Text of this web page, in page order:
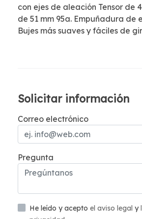
con ejes de aleación Tensor de
de 51 mm 95a. Empuñadura de
Bujes más suaves y fáciles de
Solicitar información
Correo electrónico
Pregunta
He leído y acepto el aviso legal y